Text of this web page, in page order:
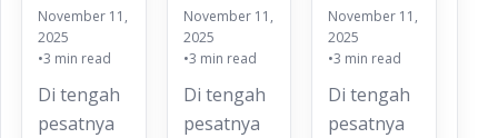
November 11,
2025
•3 min read
Di tengah
pesatnya
November 11,
2025
•3 min read
Di tengah
pesatnya
November 11,
2025
•3 min read
Di tengah
pesatnya